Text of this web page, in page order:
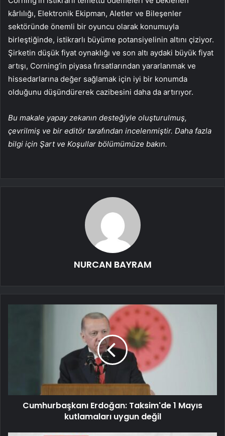
kârlılığı, Elektronik Ekipman, Aletler ve Bileşenler
sektöründe önemli bir oyuncu olarak konumuyla
birleştiğinde, istikrarlı büyüme potansiyelinin altını çiziyor.
Şirketin düşük fiyat oynaklığı ve son altı aydaki büyük fiyat
artışı, Corning’in piyasa fırsatlarından yararlanmak ve
hissedarlarına değer sağlamak için iyi bir konumda
olduğunu düşündürerek cazibesini daha da artırıyor.
Bu makale yapay zekanın desteğiyle oluşturulmuş,
çevrilmiş ve bir editör tarafından incelenmiştir. Daha fazla
bilgi için Şart ve Koşullar bölümümüze bakın.
NURCAN BAYRAM
Cumhurbaşkanı Erdoğan: Taksim'de 1 Mayıs
kutlamaları uygun değil